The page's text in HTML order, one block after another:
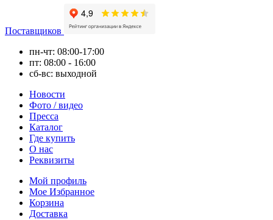
Поставщиков
пн-чт: 08:00-17:00
пт: 08:00 - 16:00
сб-вс: выходной
Новости
Фото / видео
Пресса
Каталог
Где купить
О нас
Реквизиты
Мой профиль
Мое Избранное
Корзина
Доставка